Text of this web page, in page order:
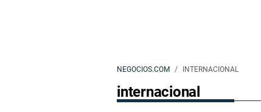
NEGOCIOS.COM INTERNACIONAL
internacional